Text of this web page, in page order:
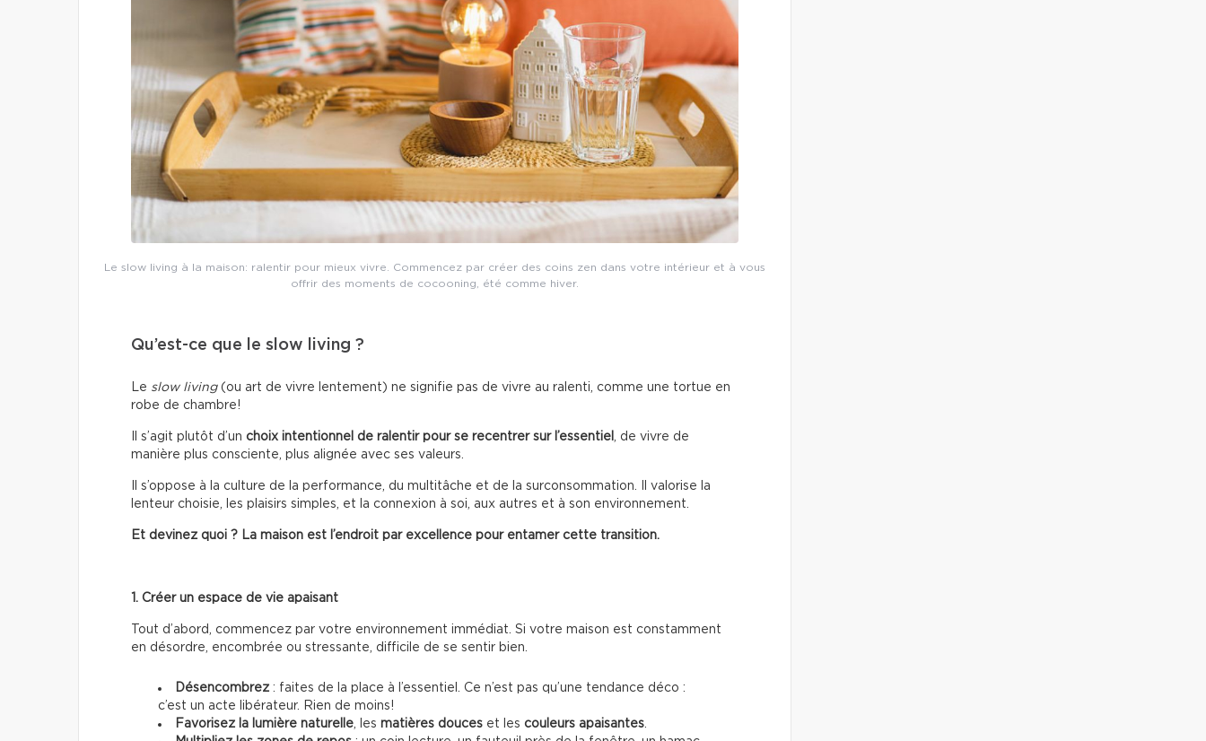
Le slow living à la maison: ralentir pour mieux vivre. Commencez par créer des coins zen dans votre intérieur et à vous
offrir des moments de cocooning, été comme hiver.
Qu’est-ce que le slow living ?
Le slow living(ou art de vivre lentement) ne signifie pas de vivre au ralenti, comme une tortue en
robe de chambre!
Il s’agit plutôt d’un choix intentionnel de ralentir pour se recentrer sur l’essentiel , de vivre de
manière plus consciente, plus alignée avec ses valeurs.
Il s’oppose à la culture de la performance, du multitâche et de la surconsommation. Il valorise la
lenteur choisie, les plaisirs simples, et la connexion à soi, aux autres et à son environnement.
Et devinez quoi ? La maison est l’endroit par excellence pour entamer cette transition.
1. Créer un espace de vie apaisant
Tout d’abord, commencez par votre environnement immédiat. Si votre maison est constamment
en désordre, encombrée ou stressante, difficile de se sentir bien.
Désencombrez : faites de la place à l’essentiel. Ce n’est pas qu’une tendance déco :
c’est un acte libérateur. Rien de moins!
Favorisez la lumière naturelle, les matières douces et les couleurs apaisantes.